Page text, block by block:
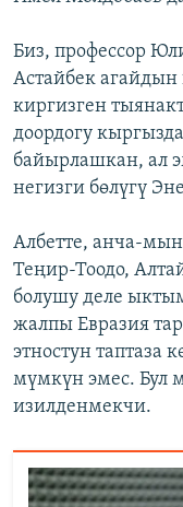
Биз, профессор
Астайбек
киргизген
доордогу
байырлашкан, ал
негизги бөлүгү
Албетте, анча-
Теңир-Тоодо,
болушу деле
жалпы Евразия
этностун таптаза
мүмкүн эмес. Бул
изилденмекчи.